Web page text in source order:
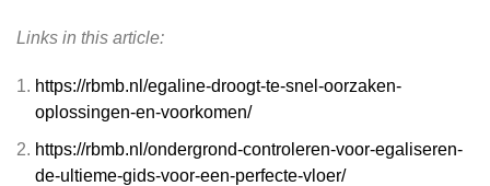
Links in this article:
https://rbmb.nl/egaline-droogt-te-snel-oorzaken-
oplossingen-en-voorkomen/
https://rbmb.nl/ondergrond-controleren-voor-egaliseren-
de-ultieme-gids-voor-een-perfecte-vloer/